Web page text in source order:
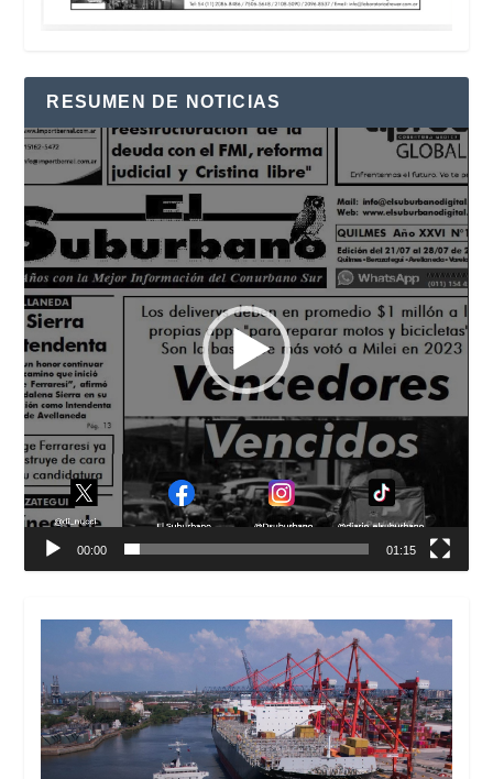
RESUMEN DE NOTICIAS
Reproductor
de
vídeo
00:00 01:15